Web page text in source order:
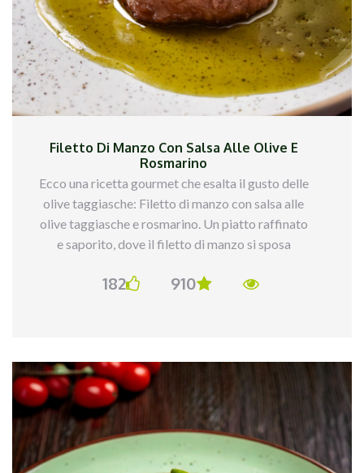
di minuti. Sfumalo con il vino bianco e lascia
evaporare l’alcol.
Aggiungere il brodo: Aggiungi un mestolo di
brodo caldo e mescola fino a che il riso non lo
assorbe. Continua ad aggiungere il brodo, un
fino a che il riso non è al dente (circa 18 minuti).
Filetto Di Manzo Con Salsa Alle Olive E
Rosmarino
Ecco una ricetta gourmet che esalta il gusto delle
olive taggiasche: Filetto di manzo con salsa alle
olive taggiasche e rosmarino. Un piatto raffinato
e saporito, dove il filetto di manzo si sposa
delle olive.
100 g di olive taggiasche denocciolate
1 rametto di rosmarino
50 ml di vino rosso
30 ml di olio d’oliva
30 g di burro
Sale e pepe
182 910